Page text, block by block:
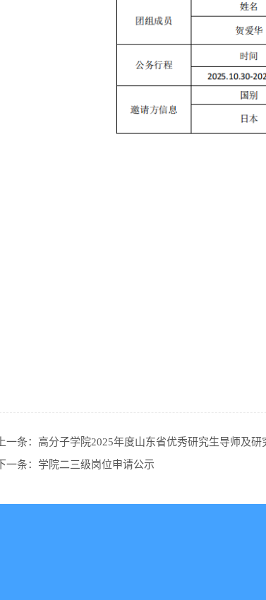
上一条： 高分子学院2025年度山东省优秀研究生导师及
下一条： 学院二三级岗位申请公示